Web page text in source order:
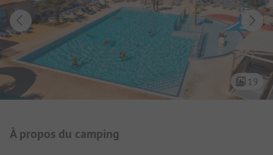
19
Présentation du camping
À propos du camping